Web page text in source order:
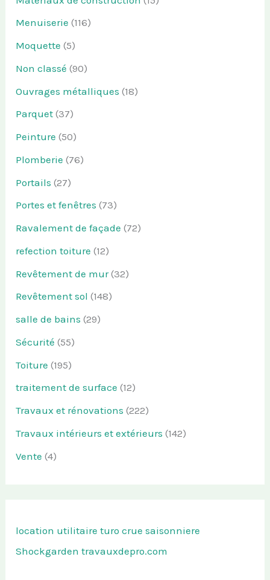
Menuiserie (116)
Moquette (5)
Non classé (90)
Ouvrages métalliques (18)
Parquet (37)
Peinture (50)
Plomberie (76)
Portails (27)
Portes et fenêtres (73)
Ravalement de façade (72)
refection toiture (12)
Revêtement de mur(32)
Revêtement sol (148)
salle de bains (29)
Sécurité (55)
Toiture (195)
traitement de surface (12)
Travaux et rénovations (222)
Travaux intérieurs et extérieurs (142)
Vente (4)
location utilitaire turo crue saisonniere
Shockgarden travauxdepro.com